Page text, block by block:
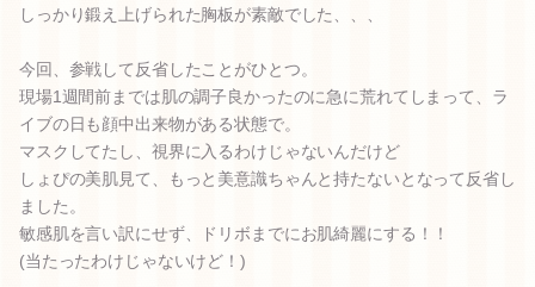
しっかり鍛え上げられた胸板が素敵でした、、、
今回、参戦して反省したことがひとつ。
現場1週間前までは肌の調子良かったのに急に荒れてしまって、ラ
イブの日も顔中出来物がある状態で。
マスクしてたし、視界に入るわけじゃないんだけど
しょぴの美肌見て、もっと美意識ちゃんと持たないとなって反省し
ました。
敏感肌を言い訳にせず、ドリボまでにお肌綺麗にする！！
(当たったわけじゃないけど！)